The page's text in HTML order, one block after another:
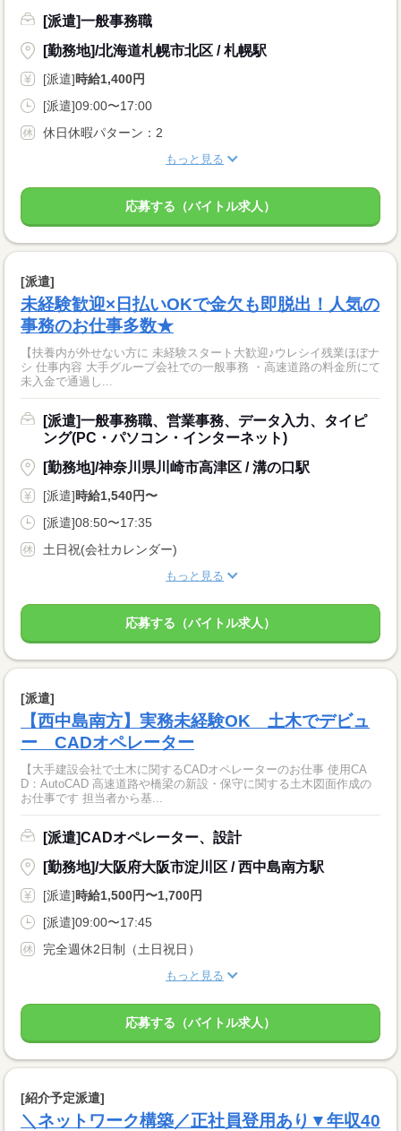
[派遣]一般事務職
[勤務地]/北海道札幌市北区 / 札幌駅
[派遣]時給1,400円
[派遣]09:00〜17:00
休日休暇パターン：2
もっと見る
応募する（バイトル求人）
[派遣]
未経験歓迎×日払いOKで金欠も即脱出！人気の
事務のお仕事多数★
【扶養内が外せない方に 未経験スタート大歓迎♪ウレシイ残業ほぼナ
シ 仕事内容 大手グループ会社での一般事務 ・高速道路の料金所にて
未入金で通過し...
[派遣]一般事務職、営業事務、データ入力、タイピ
ング(PC・パソコン・インターネット)
[勤務地]/神奈川県川崎市高津区 / 溝の口駅
[派遣]時給1,540円〜
[派遣]08:50〜17:35
土日祝(会社カレンダー)
もっと見る
応募する（バイトル求人）
[派遣]
【西中島南方】実務未経験OK 土木でデビュ
ー CADオペレーター
【大手建設会社で土木に関するCADオペレーターのお仕事 使用CA
D：AutoCAD 高速道路や橋梁の新設・保守に関する土木図面作成の
お仕事です 担当者から基...
[派遣]CADオペレーター、設計
[勤務地]/大阪府大阪市淀川区 / 西中島南方駅
[派遣]時給1,500円〜1,700円
[派遣]09:00〜17:45
完全週休2日制（土日祝日）
もっと見る
応募する（バイトル求人）
[紹介予定派遣]
＼ネットワーク構築／正社員登用あり▼年収40